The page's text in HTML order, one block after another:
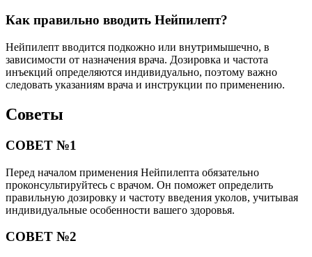
Как правильно вводить Нейпилепт?
Нейпилепт вводится подкожно или внутримышечно, в
зависимости от назначения врача. Дозировка и частота
инъекций определяются индивидуально, поэтому важно
следовать указаниям врача и инструкции по применению.
Советы
СОВЕТ №1
Перед началом применения Нейпилепта обязательно
проконсультируйтесь с врачом. Он поможет определить
правильную дозировку и частоту введения уколов, учитывая
индивидуальные особенности вашего здоровья.
СОВЕТ №2